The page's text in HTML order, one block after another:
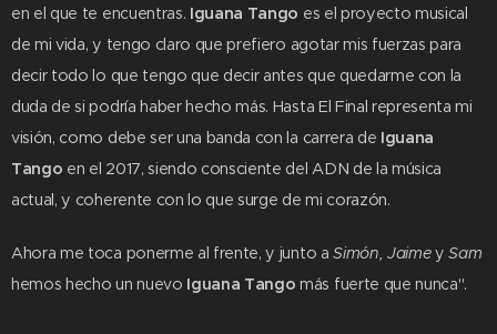
en el que te encuentras. Iguana Tango es el proyecto musical
de mi vida, y tengo claro que prefiero agotar mis fuerzas para
decir todo lo que tengo que decir antes que quedarme con la
duda de si podría haber hecho más. Hasta El Final representa mi
visión, como debe ser una banda con la carrera de Iguana
Tango en el 2017, siendo consciente del ADN de la música
actual, y coherente con lo que surge de mi corazón.
Ahora me toca ponerme al frente, y junto aSimón, JaimeySam
hemos hecho un nuevo Iguana Tango más fuerte que nunca".